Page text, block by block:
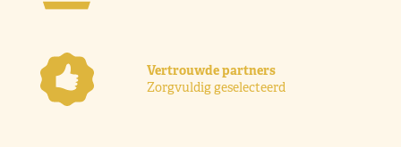
Vertrouwde partners
Zorgvuldig geselecteerd